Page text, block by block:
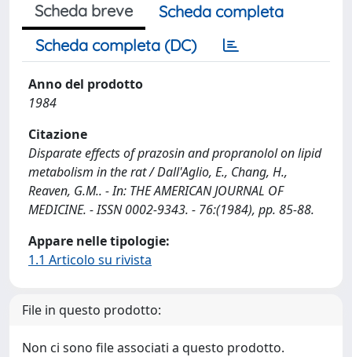
Scheda breve
Scheda completa
Scheda completa (DC)
Anno del prodotto
1984
Citazione
Disparate effects of prazosin and propranolol on lipid
metabolism in the rat / Dall'Aglio, E., Chang, H.,
Reaven, G.M.. - In: THE AMERICAN JOURNAL OF
MEDICINE. - ISSN 0002-9343. - 76:(1984), pp. 85-88.
Appare nelle tipologie:
1.1 Articolo su rivista
File in questo prodotto:
Non ci sono file associati a questo prodotto.